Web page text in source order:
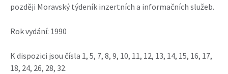
později Moravský týdeník inzertních a informačních služeb.
Rok vydání: 1990
K dispozici jsou čísla 1, 5, 7, 8, 9, 10, 11, 12, 13, 14, 15, 16, 17,
18, 24, 26, 28, 32.